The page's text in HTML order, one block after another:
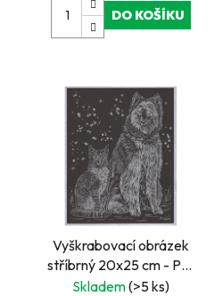
DO KOŠÍKU
Vyškrabovací obrázek
stříbrný 20x25 cm - Pes
a kočka
Skladem(>5 ks)